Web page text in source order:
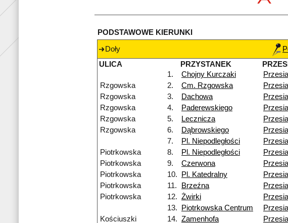
PODSTAWOWE KIERUNKI
Doły
ULICA
PRZYSTANEK
1.
Chojny Kurczaki
Rzgowska
2. Cm. Rzgowska
Rzgowska
3. Dachowa
Rzgowska
4. Paderewskiego
Rzgowska
5. Lecznicza
Rzgowska
6. Dąbrowskiego
7.
Pl. Niepodległości
Piotrkowska
8. Pl. Niepodległości
Piotrkowska
9. Czerwona
Piotrkowska
10. Pl. Katedralny
Piotrkowska
11. Brzeźna
Piotrkowska
12. Żwirki
13.
Piotrkowska Centrum
Kościuszki
14. Zamenhofa